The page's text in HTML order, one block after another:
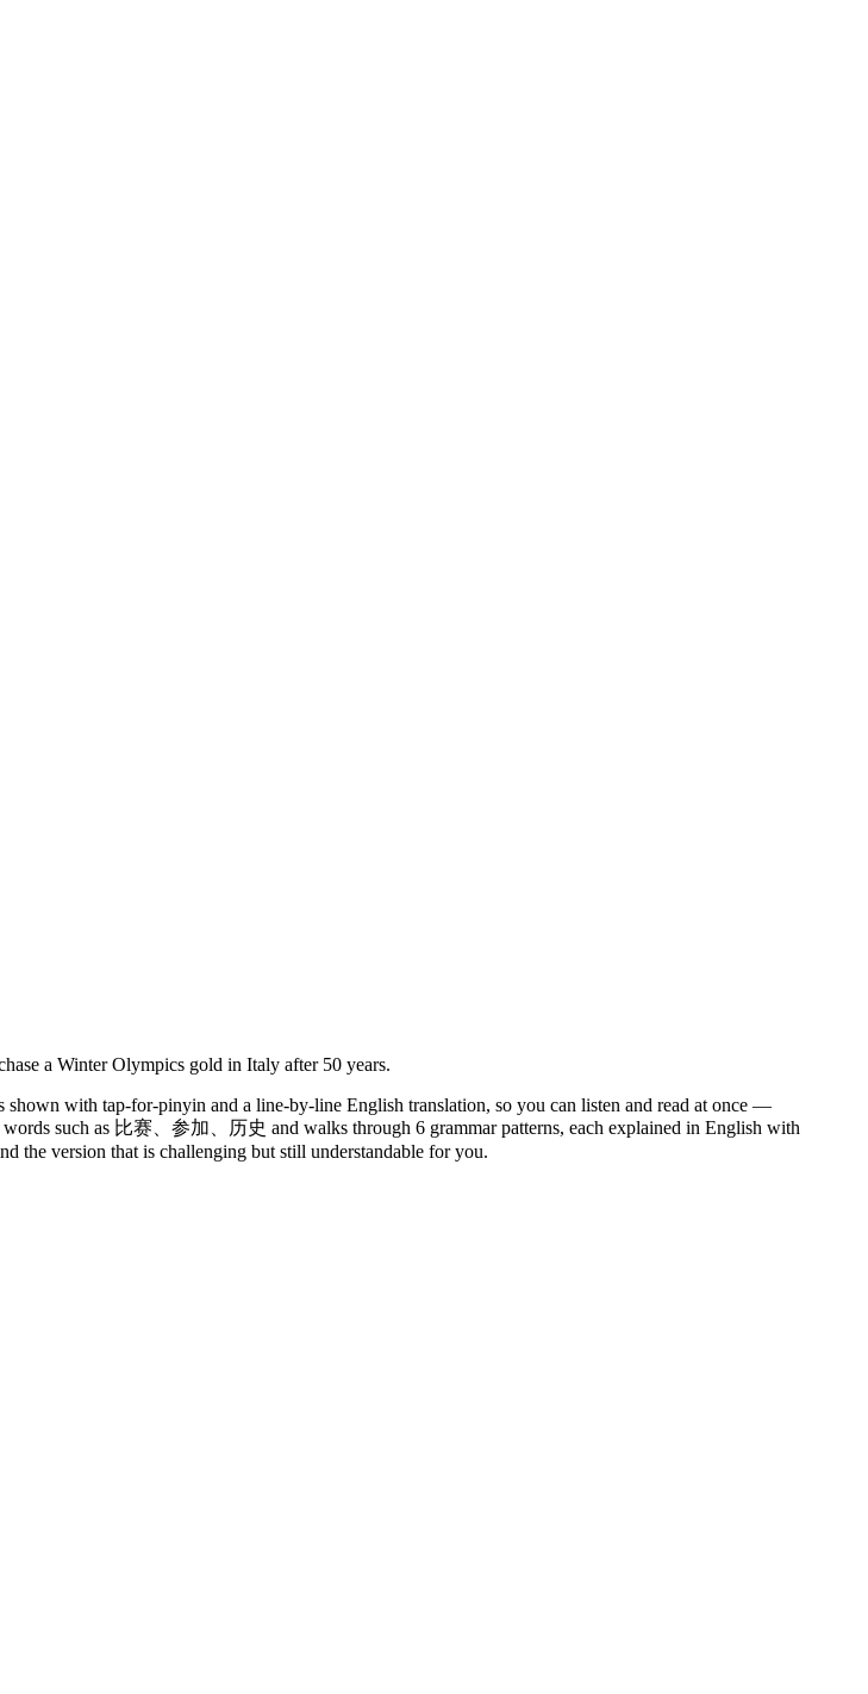
a Winter Olympics gold in Italy after 50 years.
with tap-for-pinyin and a line-by-line English translation, so you can listen and read at once —
such as 比赛、参加、历史 and walks through 6 grammar patterns, each explained in English with
the version that is challenging but still understandable for you.